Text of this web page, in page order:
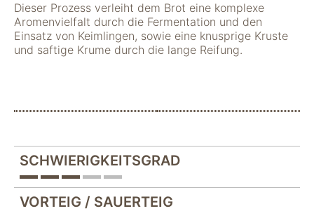
Dieser Prozess verleiht dem Brot eine komplexe
Aromenvielfalt durch die Fermentation und den
Einsatz von Keimlingen, sowie eine knusprige Kruste
und saftige Krume durch die lange Reifung.
SCHWIERIGKEITSGRAD
VORTEIG / SAUERTEIG